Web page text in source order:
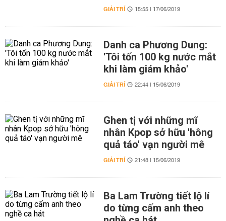
GIẢI TRÍ 15:55 | 17/06/2019
Danh ca Phương Dung:
'Tôi tốn 100 kg nước mắt
khi làm giám khảo'
GIẢI TRÍ 22:44 | 15/06/2019
Ghen tị với những mĩ
nhân Kpop sở hữu 'hông
quả táo' vạn người mê
GIẢI TRÍ 21:48 | 15/06/2019
Ba Lam Trường tiết lộ lí
do từng cấm anh theo